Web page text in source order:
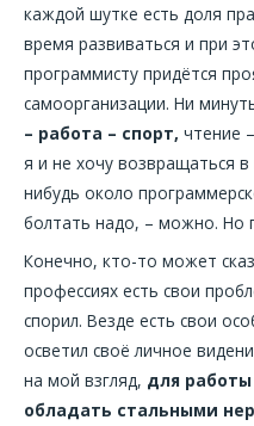
каждой шутке есть доля
время развиваться и при
программисту придётся
самоорганизации. Ни
– работа – спорт, чтение
я и не хочу возвращаться
нибудь около
болтать надо, – можно. Но
Конечно, кто-то может
профессиях есть свои
спорил. Везде есть свои
осветил своё личное
на мой взгляд, для
обладать стальными